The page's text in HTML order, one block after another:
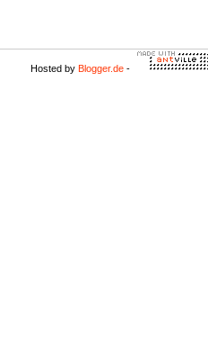
Hosted by Blogger.de -